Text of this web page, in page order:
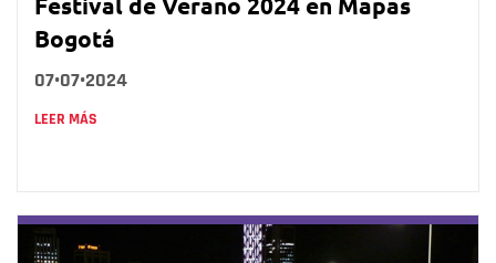
Bogotá
07•07•2024
LEER MÁS